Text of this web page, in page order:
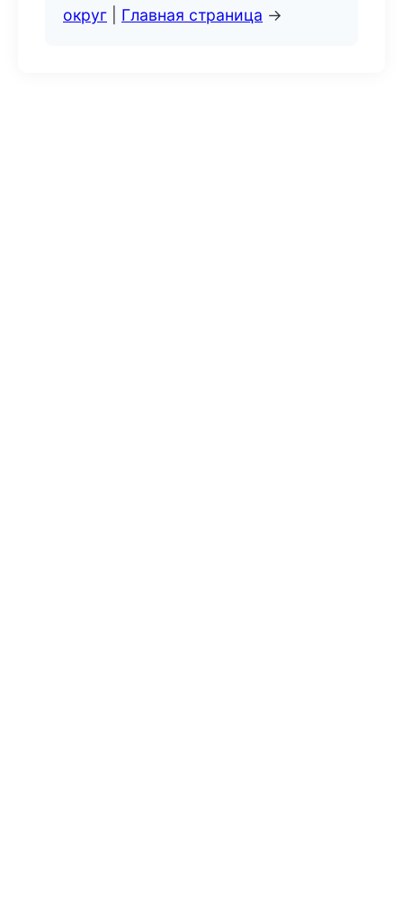
округ
Главная страница →